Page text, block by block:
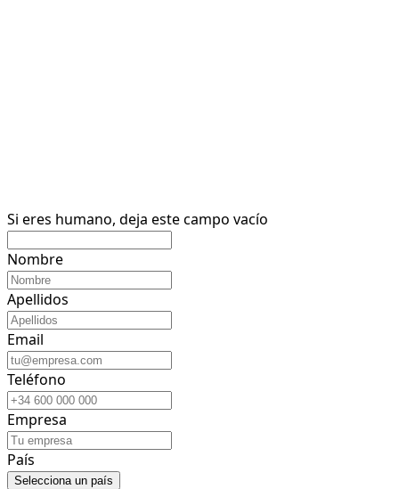
Si eres humano, deja este campo vacío
Nombre
Apellidos
Email
Teléfono
Empresa
País
Selecciona un país